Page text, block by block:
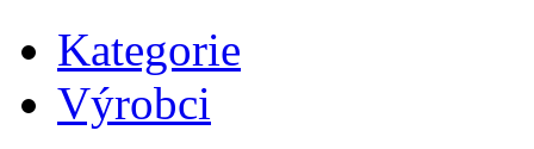
Kategorie
Výrobci